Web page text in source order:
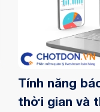
Tính năng
thời gian và